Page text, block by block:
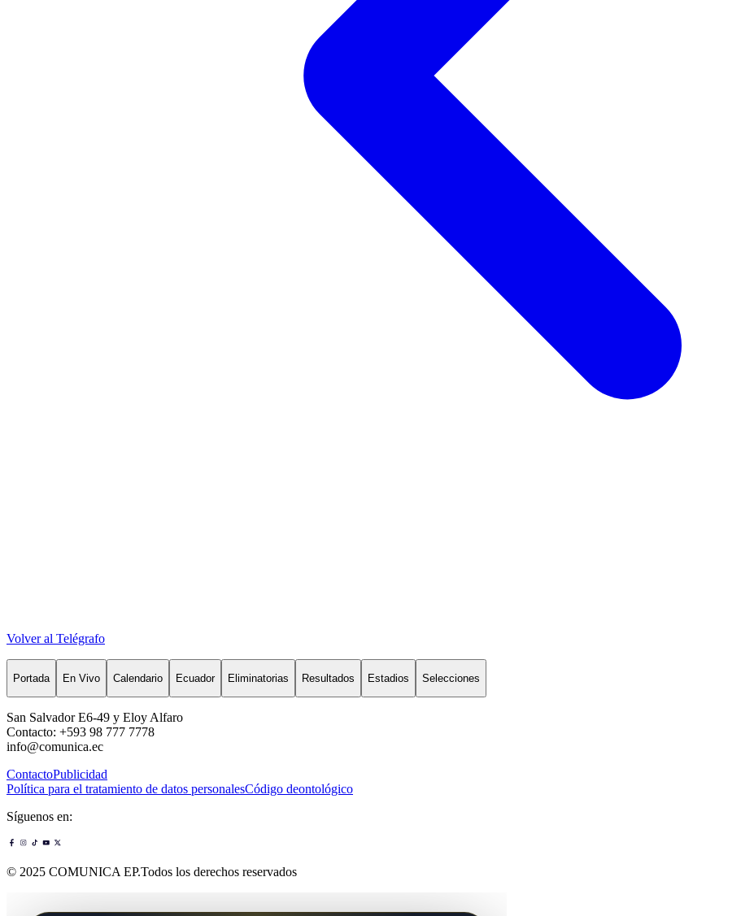
Volver al Telégrafo
Portada En Vivo Calendario Ecuador Eliminatorias Resultados Estadios Selecciones
San Salvador E6-49 y Eloy Alfaro
Contacto: +593 98 777 7778
info@comunica.ec
ContactoPublicidad
Política para el tratamiento de datos personalesCódigo deontológico
Síguenos en:
© 2025 COMUNICA EP.Todos los derechos reservados